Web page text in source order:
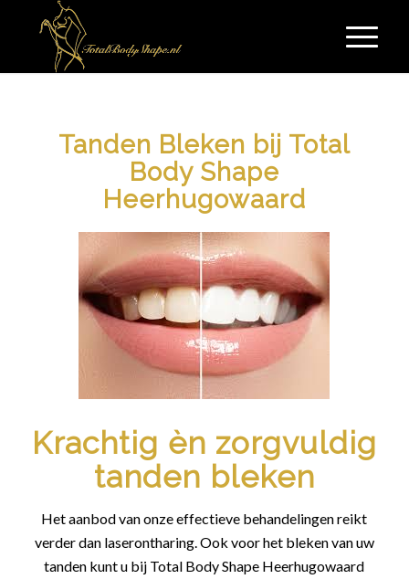
Tanden Bleken bij Total
Body Shape
Heerhugowaard
Krachtig èn zorgvuldig
tanden bleken
Het aanbod van onze effectieve behandelingen reikt
verder dan laserontharing. Ook voor het bleken van uw
tanden kunt u bij Total Body Shape Heerhugowaard